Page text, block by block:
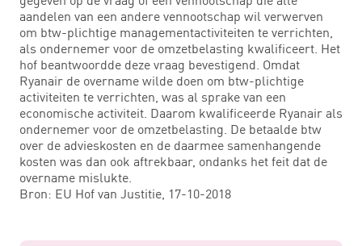
aandelen van een andere vennootschap wil verwerven
om btw-plichtige managementactiviteiten te verrichten,
als ondernemer voor de omzetbelasting kwalificeert. Het
hof beantwoordde deze vraag bevestigend. Omdat
Ryanair de overname wilde doen om btw-plichtige
activiteiten te verrichten, was al sprake van een
economische activiteit. Daarom kwalificeerde Ryanair als
ondernemer voor de omzetbelasting. De betaalde btw
over de advieskosten en de daarmee samenhangende
kosten was dan ook aftrekbaar, ondanks het feit dat de
overname mislukte.
Bron: EU Hof van Justitie, 17-10-2018